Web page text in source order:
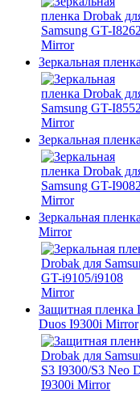
Зеркальная
Зеркальная
Зеркальная
Mirror
Защитная пленка
Duos I9300i Mirror